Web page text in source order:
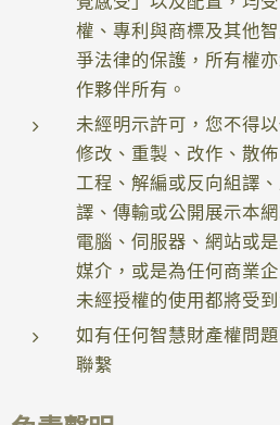
權、專利與商標及其他
爭法律的保護，所有權
作夥伴所有。
未經明示許可，您不得
修改、重製、改作、散
工程、解編或反向組譯
譯、傳輸或公開展示本
電腦、伺服器、網站或
媒介，或是為任何商業
未經授權的使用都將受到
如有任何智慧財產權問
聯繫